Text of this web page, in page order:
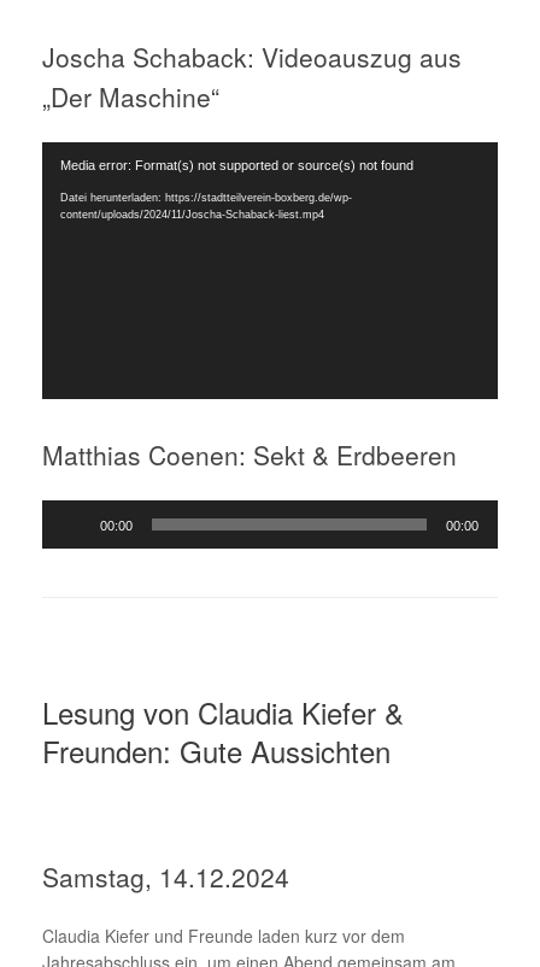
Joscha Schaback: Videoauszug aus
„Der Maschine“
Video-
Media error: Format(s) not supported or source(s) not found
Datei herunterladen: https://stadtteilverein-boxberg.de/wp-
content/uploads/2024/11/Joscha-Schaback-liest.mp4
Matthias Coenen: Sekt & Erdbeeren
00:00 00:00
Lesung von Claudia Kiefer &
Freunden: Gute Aussichten
Samstag, 14.12.2024
Claudia Kiefer und Freunde laden kurz vor dem
Jahresabschluss ein, um einen Abend gemeinsam am